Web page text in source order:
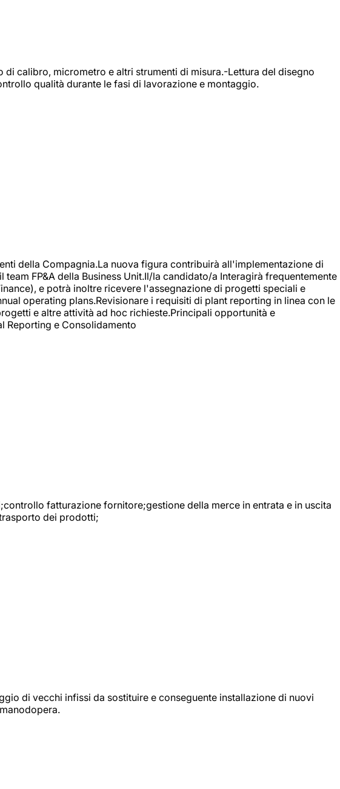
calibro, micrometro e altri strumenti di misura.-Lettura del disegno
qualità durante le fasi di lavorazione e montaggio.
della Compagnia.La nuova figura contribuirà all'implementazione di
FP&A della Business Unit.Il/la candidato/a Interagirà frequentemente
e potrà inoltre ricevere l'assegnazione di progetti speciali e
operating plans.Revisionare i requisiti di plant reporting in linea con le
e altre attività ad hoc richieste.Principali opportunità e
Reporting e Consolidamento
fatturazione fornitore;gestione della merce in entrata e in uscita
dei prodotti;
di vecchi infissi da sostituire e conseguente installazione di nuovi